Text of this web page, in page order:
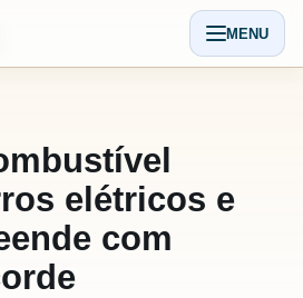
Abrir
MENU
elétricos e
com